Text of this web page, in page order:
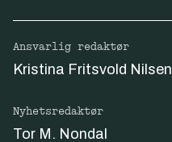
Ansvarlig redaktør
Kristina Fritsvold Nilsen
Nyhetsredaktør
Tor M. Nondal